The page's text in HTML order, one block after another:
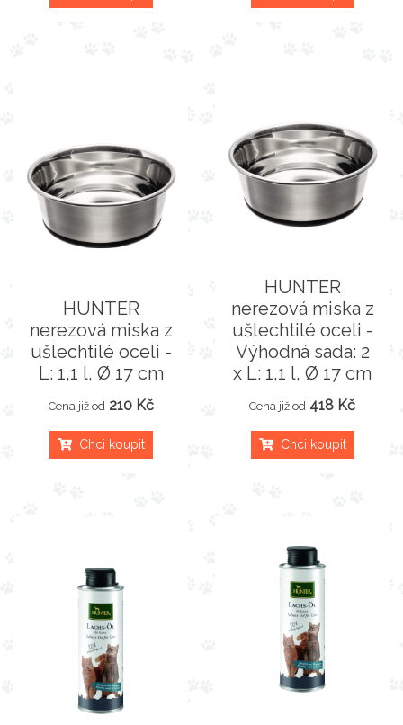
HUNTER
nerezová miska z
ušlechtilé oceli -
L: 1,1 l, Ø 17 cm
Cena již od 210 Kč
Chci koupit
HUNTER
nerezová miska z
ušlechtilé oceli -
Výhodná sada: 2
x L: 1,1 l, Ø 17 cm
Cena již od 418 Kč
Chci koupit